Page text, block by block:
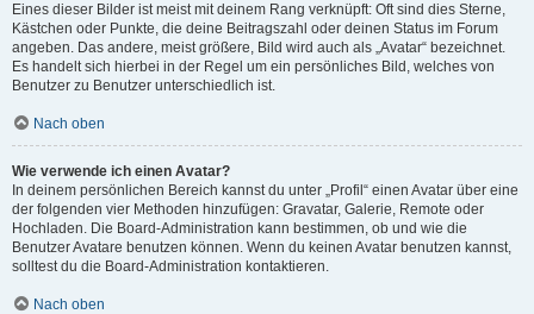
Eines dieser Bilder ist meist mit deinem Rang verknüpft: Oft sind dies Sterne,
Kästchen oder Punkte, die deine Beitragszahl oder deinen Status im Forum
angeben. Das andere, meist größere, Bild wird auch als „Avatar“ bezeichnet.
Es handelt sich hierbei in der Regel um ein persönliches Bild, welches von
Benutzer zu Benutzer unterschiedlich ist.
Nach oben
Wie verwende ich einen Avatar?
In deinem persönlichen Bereich kannst du unter „Profil“ einen Avatar über eine
der folgenden vier Methoden hinzufügen: Gravatar, Galerie, Remote oder
Hochladen. Die Board-Administration kann bestimmen, ob und wie die
Benutzer Avatare benutzen können. Wenn du keinen Avatar benutzen kannst,
solltest du die Board-Administration kontaktieren.
Nach oben